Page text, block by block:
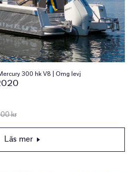
300 hk V8 | Omg levj
kr
Läs mer